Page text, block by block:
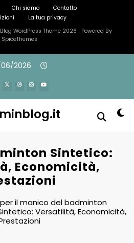
Chi siamo
Contatto
La tua privacy
WordPress Theme 2026 | Powered By
SpiceThemes
06/2026
Sintetico:
Economicità,
il manico del badminton
Versatilità, Economicità,